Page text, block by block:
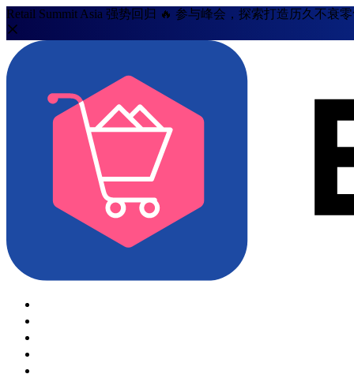
Retail Summit Asia 强势回归 🔥 参与峰会，探索打造历久不衰